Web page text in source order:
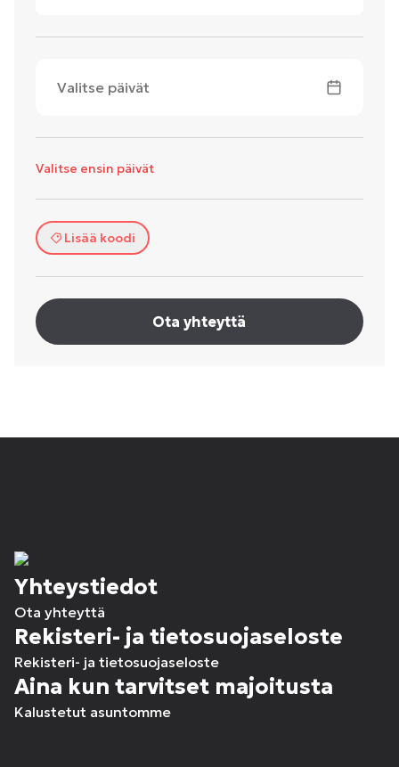
Valitse päivät
Valitse ensin päivät
Lisää koodi
Ota yhteyttä
Yhteystiedot
Ota yhteyttä
Rekisteri- ja tietosuojaseloste
Rekisteri- ja tietosuojaseloste
Aina kun tarvitset majoitusta
Kalustetut asuntomme